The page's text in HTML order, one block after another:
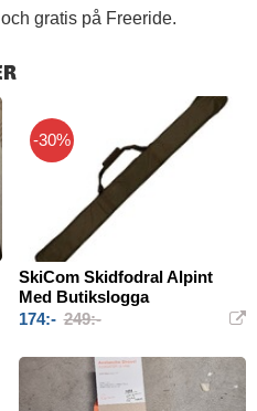
gratis på Freeride.
-30%
SkiCom Skidfodral Alpint
Med Butikslogga
174:- 249:-